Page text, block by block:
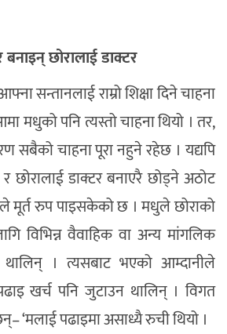
छोरालाई डाक्टर
सन्तानलाई राम्रो शिक्षा दिने चाहना
मधुको पनि त्यस्तो चाहना थियो । तर,
सबैको चाहना पूरा नहुने रहेछ । यद्यपि
छोरालाई डाक्टर बनाएरै छोड्ने अठोट
मूर्त रुप पाइसकेको छ । मधुले छोराको
विभिन्न वैवाहिक वा अन्य मांगलिक
थालिन् । त्यसबाट भएको आम्दानीले
खर्च पनि जुटाउन थालिन् । विगत
‘मलाई पढाइमा असाध्यै रुची थियो ।